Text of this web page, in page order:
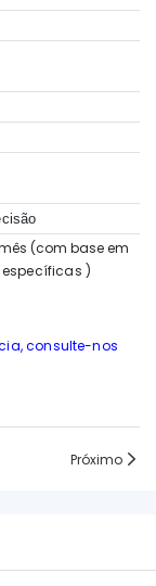
(com base em
)
consulte-nos
Próximo